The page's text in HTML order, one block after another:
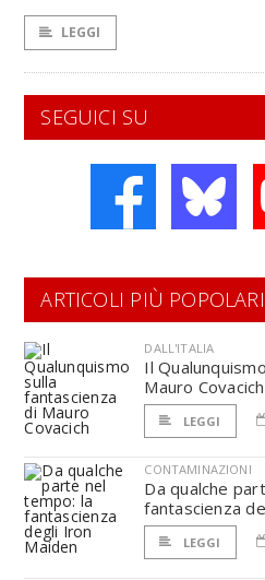
LEGGI
SEGUICI SU
ARTICOLI PIÙ POPOLARI
DALL'ITALIA
Il
Mauro Covacich
LEGGI
CONTAMINAZIONI
Da qualche
fantascienza
LEGGI